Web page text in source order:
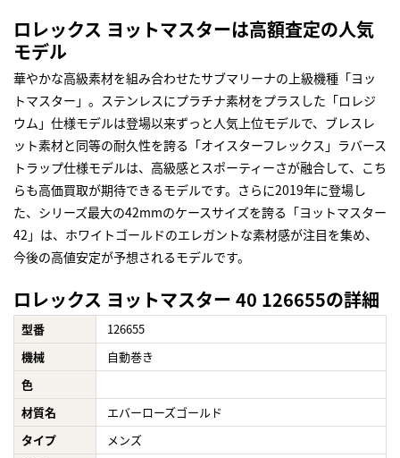
ロレックス ヨットマスターは高額査定の人気
モデル
華やかな高級素材を組み合わせたサブマリーナの上級機種「ヨッ
トマスター」。ステンレスにプラチナ素材をプラスした「ロレジ
ウム」仕様モデルは登場以来ずっと人気上位モデルで、ブレスレ
ット素材と同等の耐久性を誇る「オイスターフレックス」ラバース
トラップ仕様モデルは、高級感とスポーティーさが融合して、こち
らも高価買取が期待できるモデルです。さらに2019年に登場し
た、シリーズ最大の42mmのケースサイズを誇る「ヨットマスター
42」は、ホワイトゴールドのエレガントな素材感が注目を集め、
今後の高値安定が予想されるモデルです。
ロレックス ヨットマスター 40 126655の詳細
型番
126655
機械
自動巻き
色
材質名
エバーローズゴールド
タイプ
メンズ